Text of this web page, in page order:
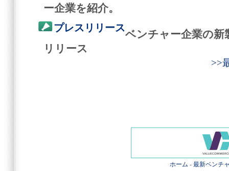
ー企業を紹介。
プレスリリース
ベンチャー企業の新
リリース
>>
ホーム - 最新ベンチ